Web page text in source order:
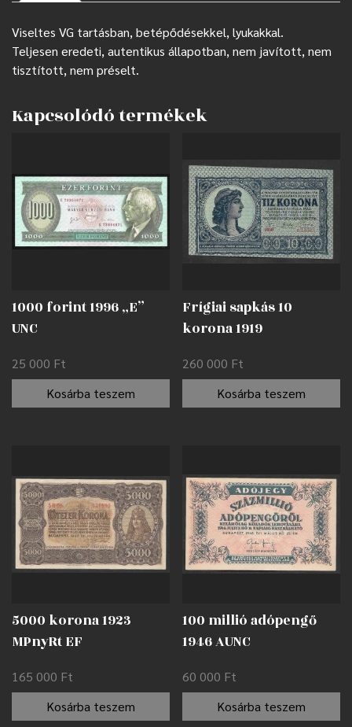
Viseltes VG tartásban, betépődésekkel, lyukakkal.
Teljesen eredeti, autentikus állapotban, nem javított, nem
tisztított, nem préselt.
Kapcsolódó termékek
1000 forint 1996 „E”
UNC
25 000 Ft
Kosárba teszem
Frígiai sapkás 10
korona 1919
260 000 Ft
Kosárba teszem
5000 korona 1923
MPnyRt EF
165 000 Ft
Kosárba teszem
100 millió adópengő
1946 AUNC
60 000 Ft
Kosárba teszem